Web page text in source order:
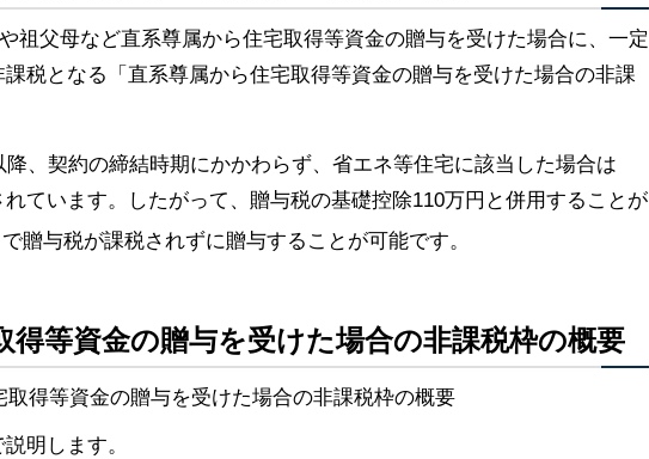
祖父母など直系尊属から住宅取得等資金の贈与を受けた場合に、一定
税となる「直系尊属から住宅取得等資金の贈与を受けた場合の非課
、契約の締結時期にかかわらず、省エネ等住宅に該当した場合は
ています。したがって、贈与税の基礎控除110万円と併用することが
で贈与税が課税されずに贈与することが可能です。
得等資金の贈与を受けた場合の非課税枠の概要
明します。